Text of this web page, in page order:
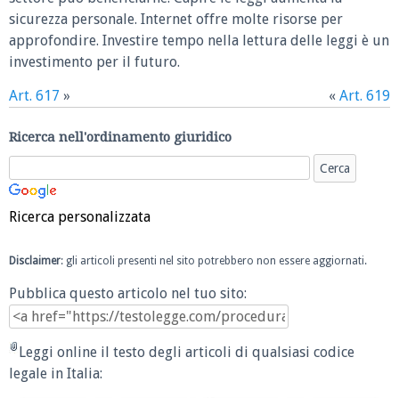
sicurezza personale. Internet offre molte risorse per
approfondire. Investire tempo nella lettura delle leggi è un
investimento per il futuro.
Art. 617 » « Art. 619
Ricerca nell'ordinamento giuridico
Ricerca personalizzata
Disclaimer: gli articoli presenti nel sito potrebbero non essere aggiornati.
Pubblica questo articolo nel tuo sito:
Leggi online il testo degli articoli di qualsiasi codice
legale in Italia: